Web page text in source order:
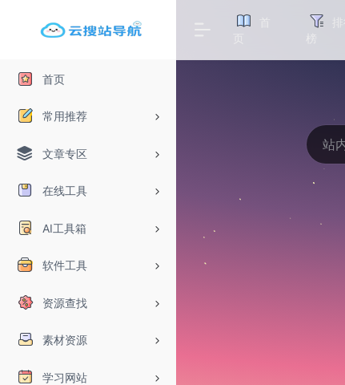
首页
常用推荐
文章专区
在线工具
AI工具箱
软件工具
资源查找
素材资源
学习网站
排